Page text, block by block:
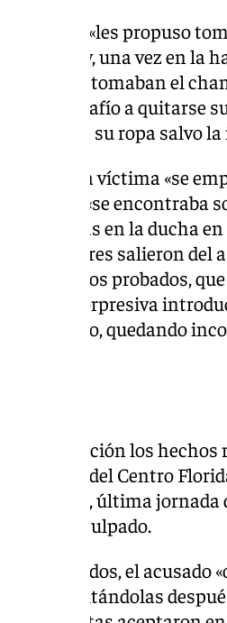
sentencia, «les propuso
y, una vez en
mientras tomaban el
y les desafío a quitarse
despojó de su ropa salvo
la víctima «se
despertar, «se
a sus amigas en la ducha
que los tres salieron del
de hechos probados,
manera sorpresiva
al suelo, quedando
a continuación los
del Centro
de 2017, última
del inculpado.
probados, el acusado
un bar, invitándolas